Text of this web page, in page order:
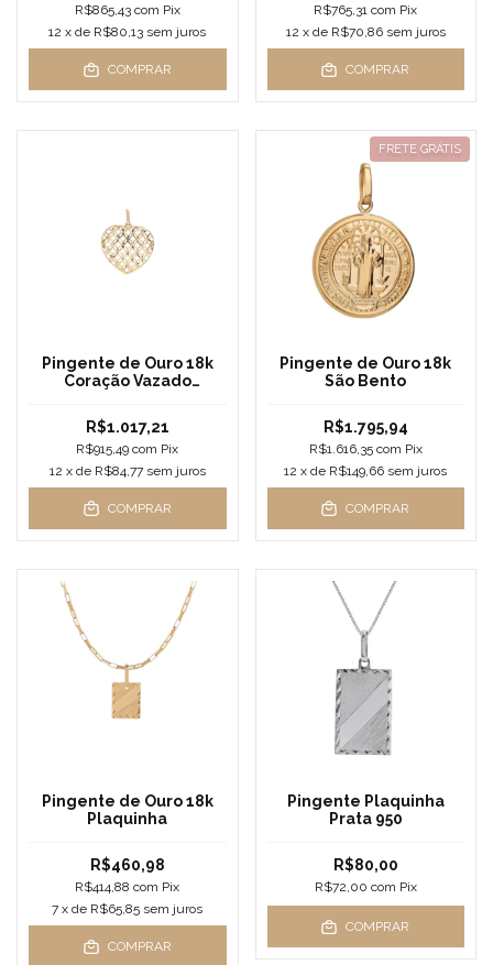
R$865,43 com Pix
12 x de R$80,13 sem juros
COMPRAR
R$765,31com Pix
12 x de R$70,86 sem juros
COMPRAR
Pingente de Ouro 18k
Coração Vazado
R$1.017,21
R$915,49com Pix
12 x de R$84,77 sem juros
COMPRAR
FRETE GRÁTIS
Pingente de Ouro 18k
São Bento
R$1.795,94
R$1.616,35 com Pix
12 x de R$149,66 sem juros
COMPRAR
Pingente de Ouro 18k
Plaquinha
R$460,98
R$414,88com Pix
7 x de R$65,85 sem juros
COMPRAR
Pingente Plaquinha
Prata 950
R$80,00
R$72,00 com Pix
COMPRAR